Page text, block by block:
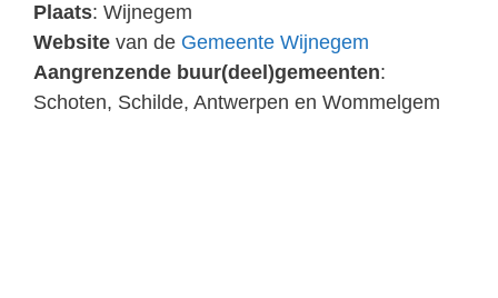
Plaats: Wijnegem
Website van de Gemeente Wijnegem
Aangrenzende buur(deel)gemeenten:
Schoten, Schilde, Antwerpen en Wommelgem